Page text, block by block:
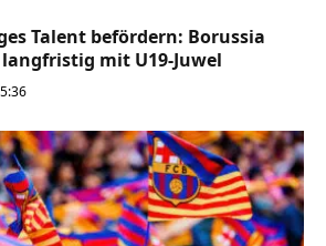
Talent befördern: Borussia
mit U19-Juwel